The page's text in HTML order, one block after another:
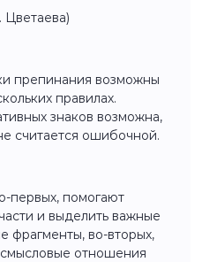
препинания возможны
правилах.
знаков возможна,
считается ошибочной.
первых, помогают
и выделить важные
фрагменты, во-вторых,
отношения